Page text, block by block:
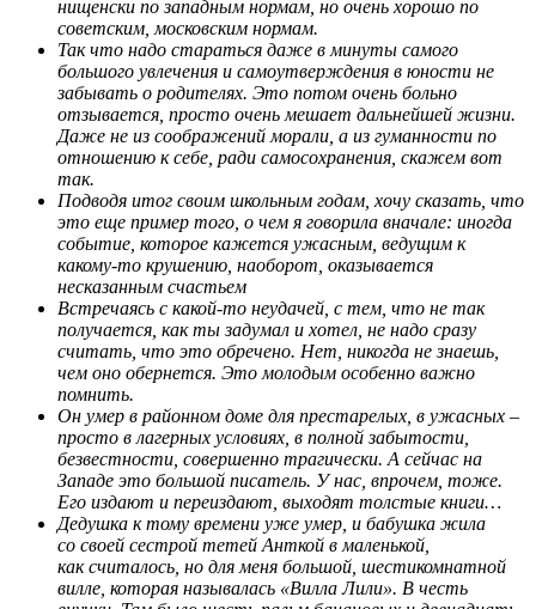
нищенски по западным нормам, но очень хорошо по
советским, московским нормам.
Так что надо стараться даже в минуты самого
большого увлечения и самоутверждения в юности не
забывать о родителях. Это потом очень больно
отзывается, просто очень мешает дальнейшей жизни.
Даже не из соображений морали, а из гуманности по
отношению к себе, ради самосохранения, скажем вот
так.
Подводя итог своим школьным годам, хочу сказать, что
это еще пример того, о чем я говорила вначале: иногда
событие, которое кажется ужасным, ведущим к
какому-то крушению, наоборот, оказывается
несказанным счастьем
Встречаясь с какой-то неудачей, с тем, что не так
получается, как ты задумал и хотел, не надо сразу
считать, что это обречено. Нет, никогда не знаешь,
чем оно обернется. Это молодым особенно важно
помнить.
Он умер в районном доме для престарелых, в ужасных –
просто в лагерных условиях, в полной забытости,
безвестности, совершенно трагически. А сейчас на
Западе это большой писатель. У нас, впрочем, тоже.
Его издают и переиздают, выходят толстые книги…
Дедушка к тому времени уже умер, и бабушка жила
со своей сестрой тетей Анткой в маленькой,
как считалось, но для меня большой, шестикомнатной
вилле, которая называлась «Вилла Лили». В честь